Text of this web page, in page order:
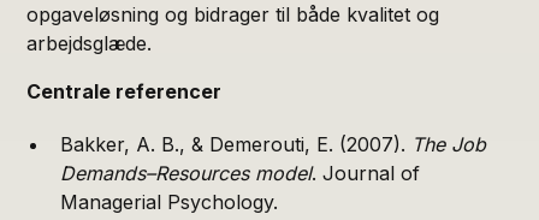
opgaveløsning og bidrager til både kvalitet og
arbejdsglæde.
Centrale referencer
Bakker, A. B., & Demerouti, E. (2007). The Job
Demands–Resources model. Journal of
Managerial Psychology.